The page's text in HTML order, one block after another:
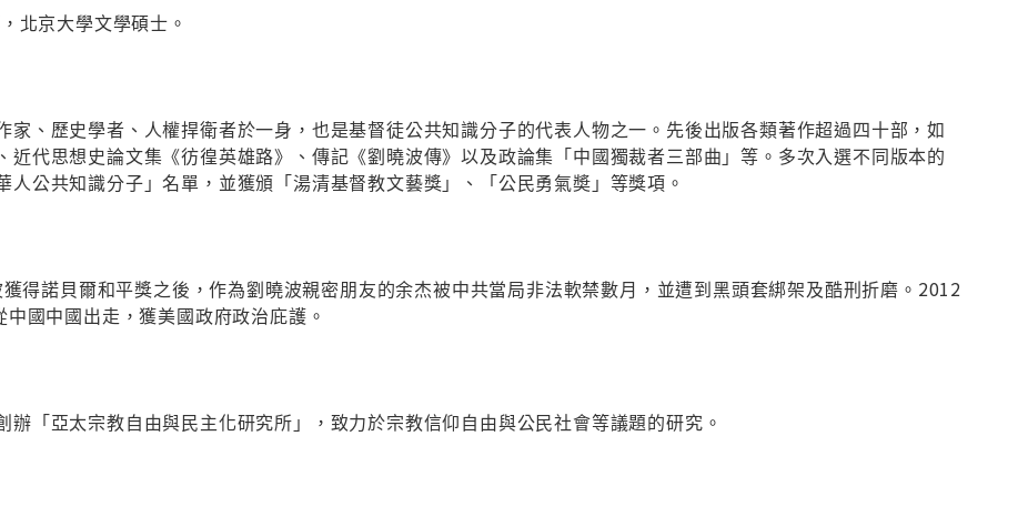
北京大學文學碩士。
家、歷史學者、人權捍衛者於一身，也是基督徒公共知識分子的代表人物之一。先後出版各類著作超過四十部，如
近代思想史論文集《彷徨英雄路》、傳記《劉曉波傳》以及政論集「中國獨裁者三部曲」等。多次入選不同版本的
人公共知識分子」名單，並獲頒「湯清基督教文藝獎」、「公民勇氣奬」等獎項。
得諾貝爾和平獎之後，作為劉曉波親密朋友的余杰被中共當局非法軟禁數月，並遭到黑頭套綁架及酷刑折磨。2012
國中國出走，獲美國政府政治庇護。
辦「亞太宗教自由與民主化研究所」，致力於宗教信仰自由與公民社會等議題的研究。